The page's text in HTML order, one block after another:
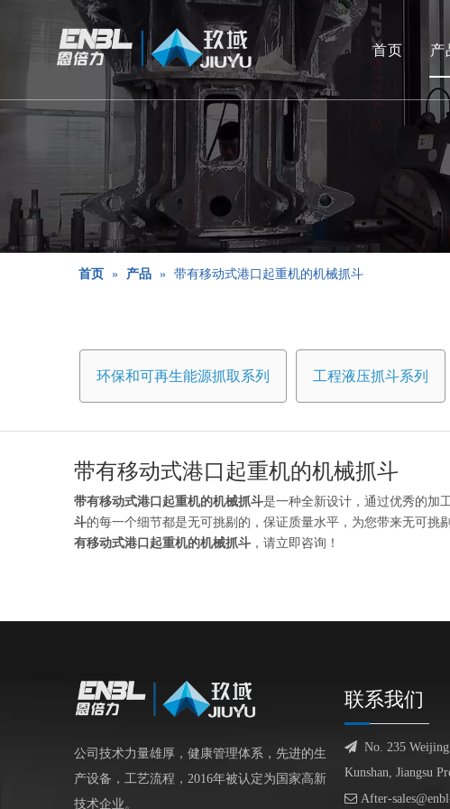
首页 产
首页 » 产品 » 带有移动式港口起重机的机械抓斗
环保和可再生能源抓取系列 工程液压抓斗系列
带有移动式港口起重机的机械抓斗
带有移动式港口起重机的机械抓斗是一种全新设计，通过优秀的加
斗的每一个细节都是无可挑剔的，保证质量水平，为您带来无可挑
有移动式港口起重机的机械抓斗 ，请立即咨询！
公司技术力量雄厚，健康管理体系，先进的生
产设备，工艺流程，2016年被认定为国家高新
技术企业。
联系我们
 No. 235
Kunshan, Jiangsu
 After-